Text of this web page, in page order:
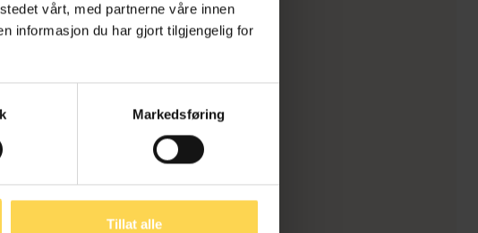
vårt, med partnerne våre innen
informasjon du har gjort tilgjengelig for
Markedsføring
Tillat alle
under
at
LS